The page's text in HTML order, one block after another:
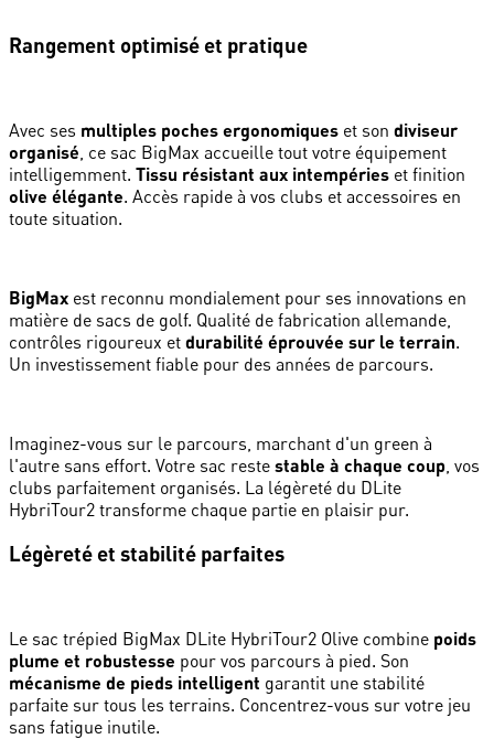
Rangement optimisé et pratique
Avec ses multiples poches ergonomiques et son diviseur
organisé , ce sac BigMax accueille tout votre équipement
intelligemment. Tissu résistant aux intempéries et finition
olive élégante. Accès rapide à vos clubs et accessoires en
toute situation.
BigMax est reconnu mondialement pour ses innovations en
matière de sacs de golf. Qualité de fabrication allemande,
contrôles rigoureux et durabilité éprouvée sur le terrain.
Un investissement fiable pour des années de parcours.
Imaginez-vous sur le parcours, marchant d'un green à
l'autre sans effort. Votre sac reste stable à chaque coup , vos
clubs parfaitement organisés. La légèreté du DLite
HybriTour2 transforme chaque partie en plaisir pur.
Légèreté et stabilité parfaites
Le sac trépied BigMax DLite HybriTour2 Olive combine poids
plume et robustesse pour vos parcours à pied. Son
mécanisme de pieds intelligent garantit une stabilité
parfaite sur tous les terrains. Concentrez-vous sur votre jeu
sans fatigue inutile.